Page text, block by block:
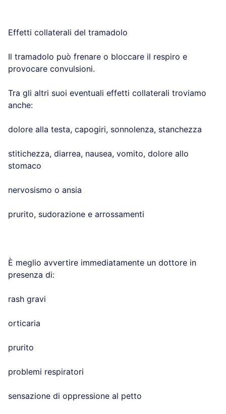
Effetti collaterali del tramadolo
Il tramadolo può frenare o bloccare il respiro e
provocare convulsioni.
Tra gli altri suoi eventuali effetti collaterali troviamo
anche:
dolore alla testa, capogiri, sonnolenza, stanchezza
stitichezza, diarrea, nausea, vomito, dolore allo
stomaco
nervosismo o ansia
prurito, sudorazione e arrossamenti
È meglio avvertire immediatamente un dottore in
presenza di:
rash gravi
orticaria
prurito
problemi respiratori
sensazione di oppressione al petto